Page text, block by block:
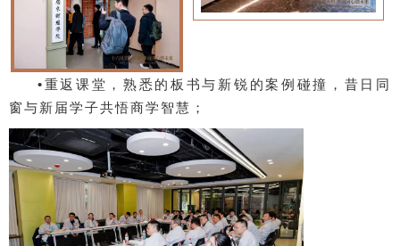
•重返课堂，熟悉的板书与新锐的案例碰撞，昔日同
窗与新届学子共悟商学智慧；